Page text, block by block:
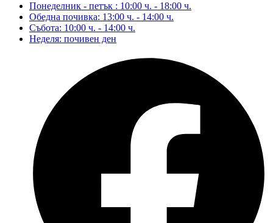
Понеделник - петък : 10:00 ч. - 18:00 ч.
Обедна почивка: 13:00 ч. - 14:00 ч.
Събота: 10:00 ч. - 14:00 ч.
Неделя: почивен ден